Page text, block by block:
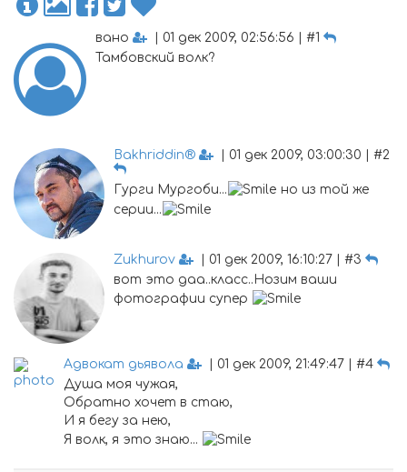
вано
| 01 дек 2009, 02:56:56 | #1
Тамбовский волк?
Bakhriddin® | 01 дек 2009, 03:00:30 | #2
Гурги Мургоби...
но из той же
серии...
Zukhurov
| 01 дек 2009, 16:10:27 | #3
вот это даа..класс..Нозим ваши
фотографии супер
Адвокат дьявола
| 01 дек 2009, 21:49:47 | #4
Душа моя чужая,
Обратно хочет в стаю,
И я бегу за нею,
Я волк, я это знаю...